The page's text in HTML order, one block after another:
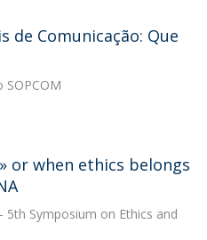
de Comunicação: Que
SOPCOM
or when ethics belongs
5th Symposium on Ethics and